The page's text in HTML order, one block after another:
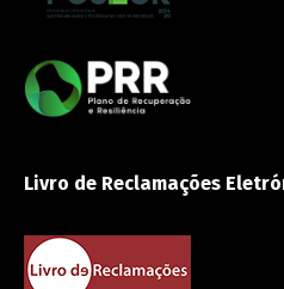
Livro de Reclamações